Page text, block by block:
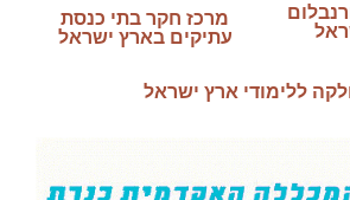
מרכז חקר בתי כנסת
עתיקים בארץ ישראל
ללימודי ארץ ישראל